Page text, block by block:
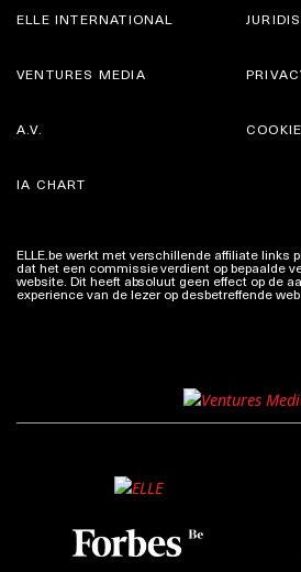
ELLE INTERNATIONAL
VENTURES MEDIA
A.V.
IA CHART
ELLE.be werkt met verschillende affiliate links
dat het een commissie verdient op bepaalde
website. Dit heeft absoluut geen effect op de
experience van de lezer op desbetreffende